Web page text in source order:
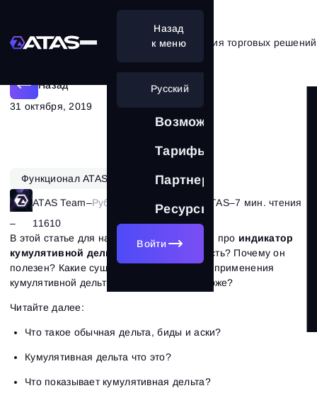
Возможности
Тарифы
Партнерам
Ресурсы
Русский
Войти
Назад
к меню
Кумулятивная дельта для принятия торговых решений
Назад
31 октября, 2019
Функционал ATAS
ATAS Team–Рубрика: Возможности ATAS–7 мин. чтения
–
11610
В этой статье для начинающих поговорим про индикатор
кумулятивной дельты
. В чем его важность? Почему он
полезен? Какие существуют особенности применения
кумулятивной дельты для торговли на бирже?
Читайте далее:
Что такое обычная дельта, биды и аски?
Кумулятивная дельта что это?
Что показывает кумулятивная дельта?